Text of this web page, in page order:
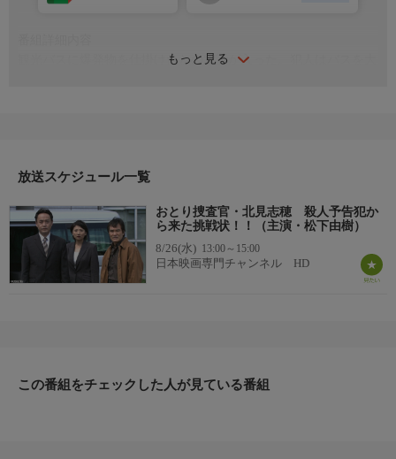
もっと見る
観光バスに爆発物を仕掛けたとの電話が入った。犯人はバスを大
原（河相我聞）と面会。そんな中、美咲の遺体から多量の睡眠薬
放送スケジュール一覧
おとり捜査官・北見志穂 殺人予告犯か
ら来た挑戦状！！（主演・松下由樹）
8/26(水) 13:00～15:00
日本映画専門チャンネル HD
この番組をチェックした人が見ている番組